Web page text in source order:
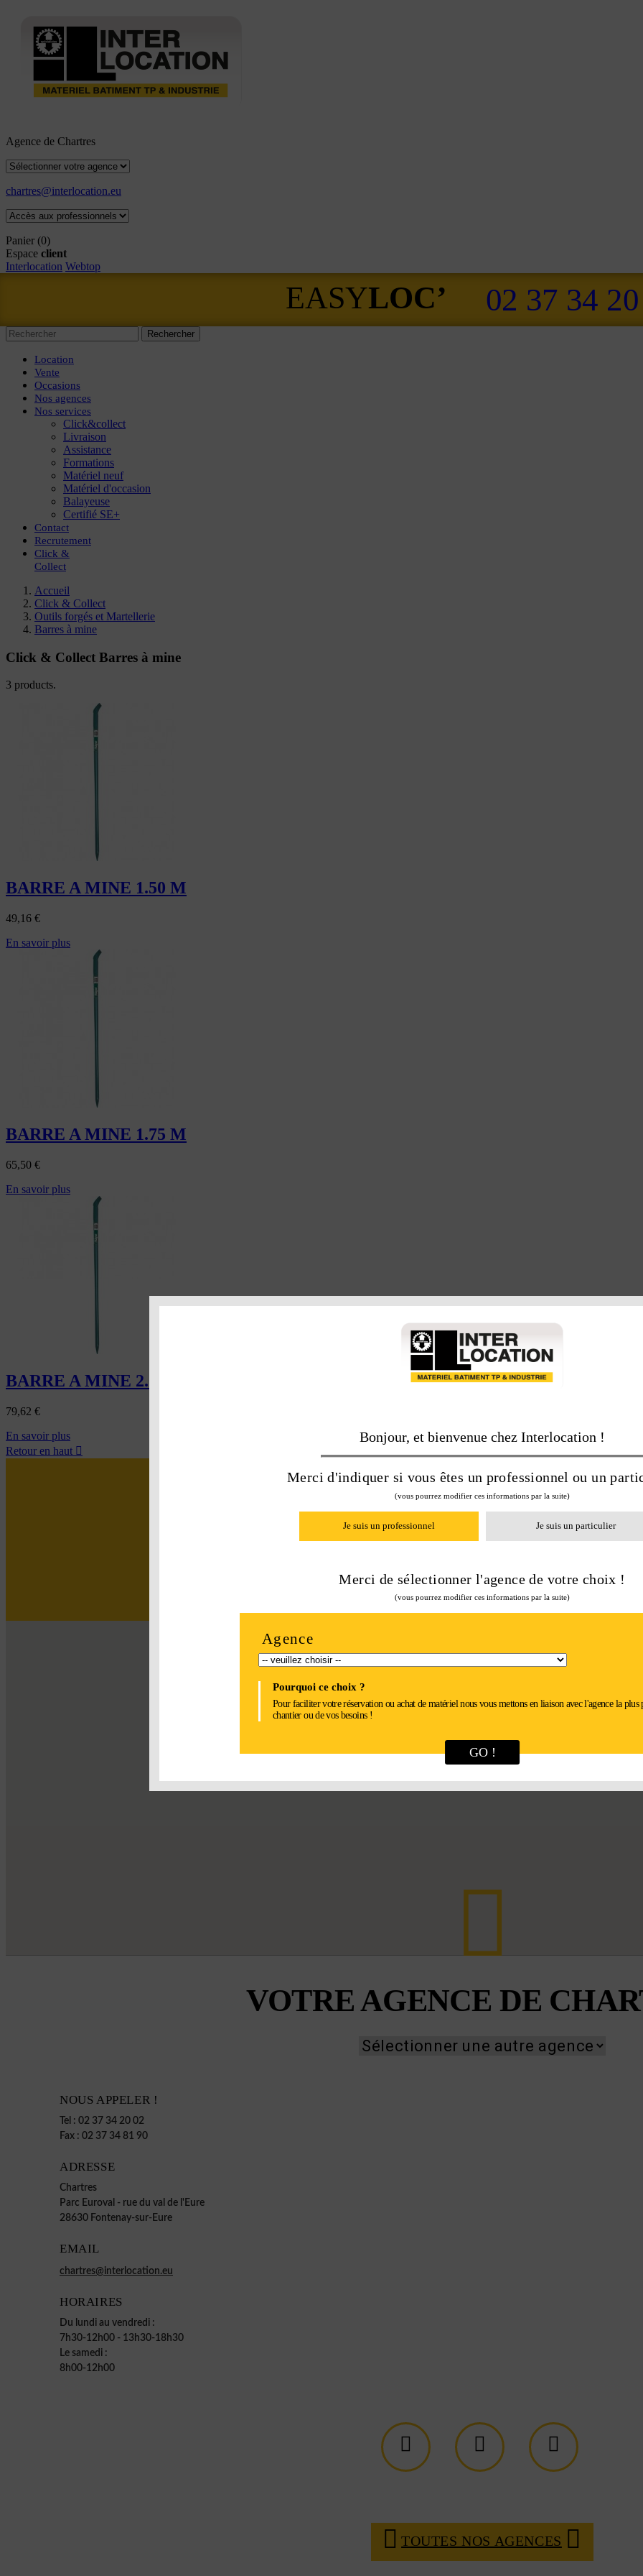
Bonjour, et bienvenue chez Interlocation !
Merci d'indiquer si vous êtes un professionnel ou un
(vous pourrez modifier ces informations par la suite)
Je suis un professionnel Je suis un particulier
Merci de sélectionner l'agence de votre choix !
(vous pourrez modifier ces informations par la suite)
Agence
Pourquoi ce choix ?
Pour faciliter votre réservation ou achat de matériel nous vous mettons en liaison avec l'agence la plus
chantier ou de vos besoins !
GO !
Agence de Chartres
chartres@interlocation.eu
Panier (0)
Espace client
Interlocation Webtop
EASYLOC’ 02 37 34
Rechercher
Location
Vente
Occasions
Nos agences
Nos services
Click&collect
Livraison
Assistance
Formations
Matériel neuf
Matériel d'occasion
Balayeuse
Certifié SE+
Contact
Recrutement
Click &
Collect
Accueil
Click & Collect
Outils forgés et Martellerie
Barres à mine
Click & Collect Barres à mine
3 products.
BARRE A MINE 1.50 M
49,16 €
En savoir plus
BARRE A MINE 1.75 M
65,50 €
En savoir plus
BARRE A MINE 2.00 M
79,62 €
En savoir plus
Retour en haut 
APPELEZ-NOUS ON
02 37 34 20 02
Un service pro pour simplifier la location !
VOTRE AGENCE DE
NOUS APPELER !
Tel : 02 37 34 20 02
Fax : 02 37 34 81 90
ADRESSE
Chartres
Parc Euroval - rue du val de l'Eure
28630 Fontenay-sur-Eure
EMAIL
chartres@interlocation.eu
HORAIRES
Du lundi au vendredi :
7h30-12h00 - 13h30-18h30
Le samedi :
8h00-12h00
TOUTES NOS AGENCES